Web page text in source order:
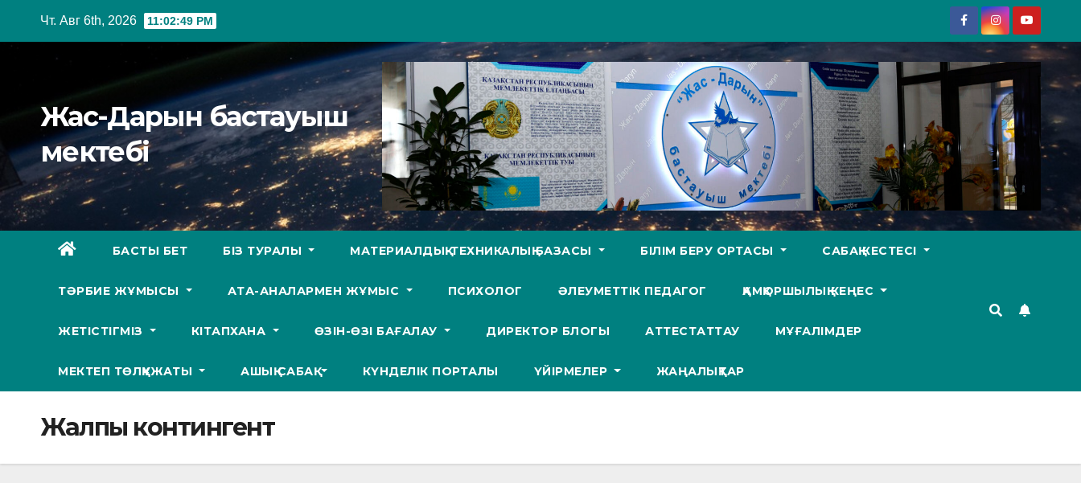
содержимому
Чт. Авг 6th, 2026 11:02:50 PM
Жас-Дарын бастауыш
мектебі
БАСТЫ БЕТ БІЗ ТУРАЛЫ МАТЕРИАЛДЫҚ-ТЕХНИКАЛЫҚ БАЗАСЫ БІЛІМ БЕРУ ОРТАСЫ САБАҚ КЕСТЕСІ
ТӘРБИЕ ЖҰМЫСЫ АТА-АНАЛАРМЕН ЖҰМЫС ПСИХОЛОГ ӘЛЕУМЕТТІК ПЕДАГОГ ҚАМҚОРШЫЛЫҚ КЕҢЕС
ЖЕТІСТІГМІЗ КІТАПХАНА ӨЗІН-ӨЗІ БАҒАЛАУ ДИРЕКТОР БЛОГЫ АТТЕСТАТТАУ МҰҒАЛІМДЕР
МЕКТЕП ТӨЛҚҰЖАТЫ АШЫҚ САБАҚ КҮНДЕЛІК ПОРТАЛЫ ҮЙІРМЕЛЕР ЖАҢАЛЫҚТАР
Жалпы контингент